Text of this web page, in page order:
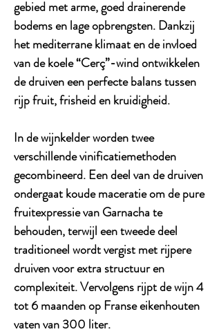
gebied met arme, goed drainerende
bodems en lage opbrengsten. Dankzij
het mediterrane klimaat en de invloed
van de koele “Cerç”-wind ontwikkelen
de druiven een perfecte balans tussen
rijp fruit, frisheid en kruidigheid.
In de wijnkelder worden twee
verschillende vinificatiemethoden
gecombineerd. Een deel van de druiven
ondergaat koude maceratie om de pure
fruitexpressie van Garnacha te
behouden, terwijl een tweede deel
traditioneel wordt vergist met rijpere
druiven voor extra structuur en
complexiteit. Vervolgens rijpt de wijn 4
tot 6 maanden op Franse eikenhouten
vaten van 300 liter.